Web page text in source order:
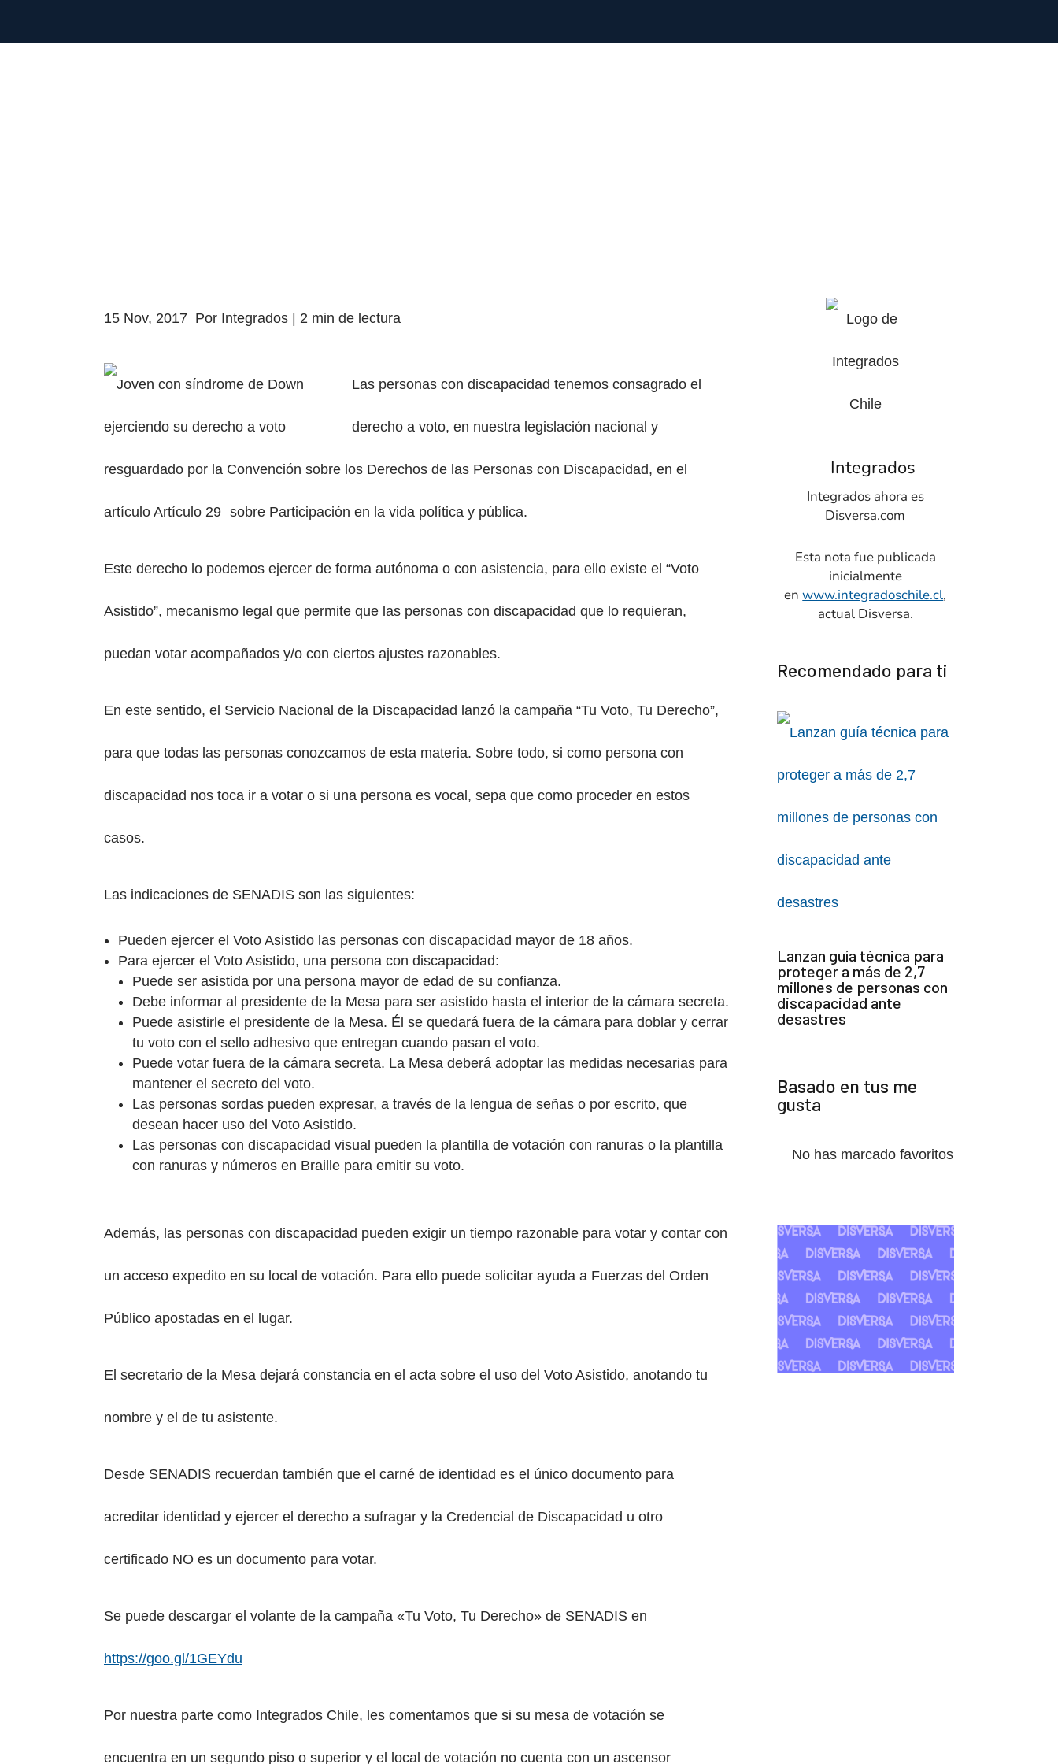
15 Nov, 2017 Por Integrados | 2 min de lectura
Las personas con discapacidad tenemos consagrado el
derecho a voto, en nuestra legislación nacional y
resguardado por la Convención sobre los Derechos de las Personas con Discapacidad, en el
artículo Artículo 29 sobre Participación en la vida política y pública.
Este derecho lo podemos ejercer de forma autónoma o con asistencia, para ello existe el “Voto
Asistido”, mecanismo legal que permite que las personas con discapacidad que lo requieran,
puedan votar acompañados y/o con ciertos ajustes razonables.
En este sentido, el Servicio Nacional de la Discapacidad lanzó la campaña “Tu Voto, Tu Derecho”,
para que todas las personas conozcamos de esta materia. Sobre todo, si como persona con
discapacidad nos toca ir a votar o si una persona es vocal, sepa que como proceder en estos
casos.
Las indicaciones de SENADIS son las siguientes:
Pueden ejercer el Voto Asistido las personas con discapacidad mayor de 18 años.
Para ejercer el Voto Asistido, una persona con discapacidad:
Puede ser asistida por una persona mayor de edad de su confianza.
Debe informar al presidente de la Mesa para ser asistido hasta el interior de la cámara secreta.
Puede asistirle el presidente de la Mesa. Él se quedará fuera de la cámara para doblar y cerrar
tu voto con el sello adhesivo que entregan cuando pasan el voto.
Puede votar fuera de la cámara secreta. La Mesa deberá adoptar las medidas necesarias para
mantener el secreto del voto.
Las personas sordas pueden expresar, a través de la lengua de señas o por escrito, que
desean hacer uso del Voto Asistido.
Las personas con discapacidad visual pueden la plantilla de votación con ranuras o la plantilla
con ranuras y números en Braille para emitir su voto.
Además, las personas con discapacidad pueden exigir un tiempo razonable para votar y contar con
un acceso expedito en su local de votación. Para ello puede solicitar ayuda a Fuerzas del Orden
Público apostadas en el lugar.
El secretario de la Mesa dejará constancia en el acta sobre el uso del Voto Asistido, anotando tu
nombre y el de tu asistente.
Desde SENADIS recuerdan también que el carné de identidad es el único documento para
acreditar identidad y ejercer el derecho a sufragar y la Credencial de Discapacidad u otro
certificado NO es un documento para votar.
Se puede descargar el volante de la campaña «Tu Voto, Tu Derecho» de SENADIS en
https://goo.gl/1GEYdu
Por nuestra parte como Integrados Chile, les comentamos que si su mesa de votación se
encuentra en un segundo piso o superior y el local de votación no cuenta con un ascensor
Integrados
Integrados ahora es
Disversa.com
Esta nota fue publicada
inicialmente
enwww.integradoschile.cl,
actual Disversa.
Recomendado para ti
Lanzan guía técnica para
proteger a más de 2,7
millones de personas con
discapacidad ante
desastres
Basado en tus me
gusta
No has marcado favoritos